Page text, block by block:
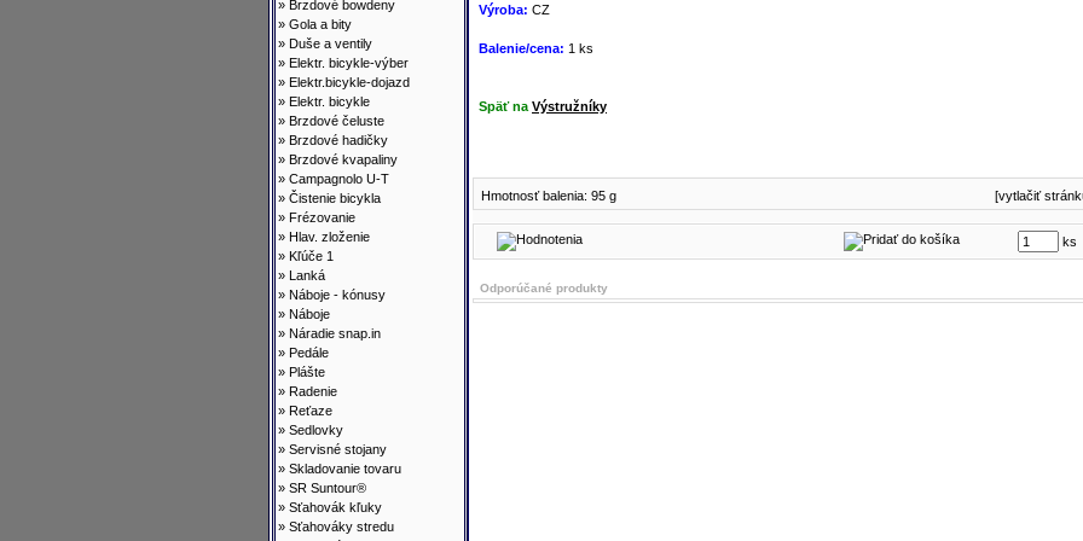
» Brzdové bowdeny
» Gola a bity
» Duše a ventily
» Elektr. bicykle-výber
» Elektr.bicykle-dojazd
» Elektr. bicykle
» Brzdové čeluste
» Brzdové hadičky
» Brzdové kvapaliny
» Campagnolo U-T
» Čistenie bicykla
» Frézovanie
» Hlav. zloženie
» Kľúče 1
» Lanká
» Náboje - kónusy
» Náboje
» Náradie snap.in
» Pedále
» Plášte
» Radenie
» Reťaze
» Sedlovky
» Servisné stojany
» Skladovanie tovaru
» SR Suntour®
» Sťahovák kľuky
» Sťahováky stredu
Výroba: CZ
Balenie/cena: 1 ks
Späť na Výstružníky
Hmotnosť balenia: 95 g [vytlačiť
ks
Odporúčané produkty